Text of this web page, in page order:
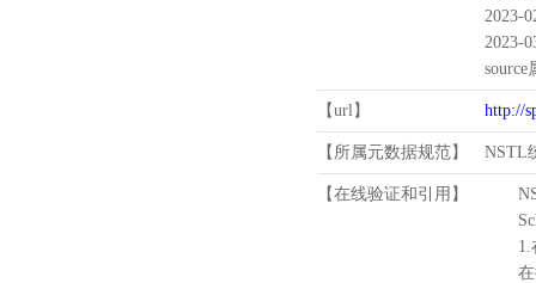
2023-
2023-
source
【url】 http://
【所属元数据规范】 NSTL
【在线验证和引用】
1.
在待